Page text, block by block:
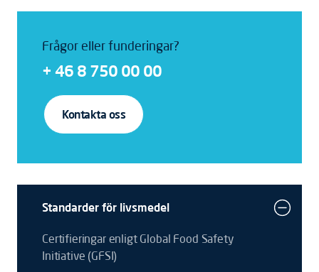
Frågor eller funderingar?
+ 46 8 750 00 00
Kontakta oss
Standarder för livsmedel
Certifieringar enligt Global Food Safety
Initiative (GFSI)